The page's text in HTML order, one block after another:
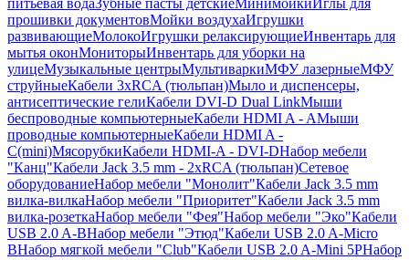
питьевая водаЗубные пасты детскиеМинимойкиИглы для
прошивки документовМойки воздухаИгрушки
развивающиеМолокоИгрушки релаксирующиеИнвентарь для
мытья оконМониторыИнвентарь для уборки на
улицеМузыкальные центрыМультиваркиМФУ лазерныеМФУ
струйныеКабели 3xRCA (тюльпан)Мыло и диспенсеры,
антисептические гелиКабели DVI-D Dual LinkМыши
беспроводные компьютерныеКабели HDMI A - AМыши
проводные компьютерныеКабели HDMI A -
C(mini)МясорубкиКабели HDMI-A - DVI-DНабор мебели
"Канц"Кабели Jack 3.5 mm - 2xRCA (тюльпан)Сетевое
оборудованиеНабор мебели "Монолит"Кабели Jack 3.5 mm
вилка-вилкаНабор мебели "Приоритет"Кабели Jack 3.5 mm
вилка-розеткаНабор мебели "Фея"Набор мебели "Эко"Кабели
USB 2.0 A-BНабор мебели "Этюд"Кабели USB 2.0 A-Micro
BНабор мягкой мебели "Club"Кабели USB 2.0 A-Mini 5PНабор